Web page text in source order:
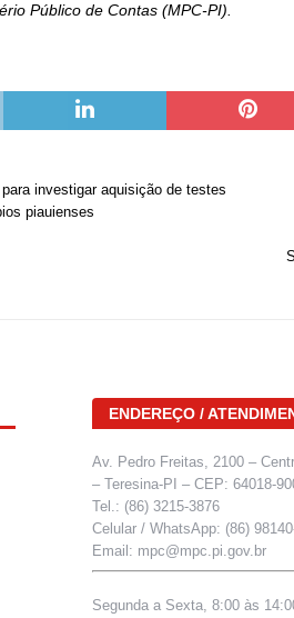
Público de Contas (MPC-PI).
para investigar aquisição de testes
piauienses
ENDEREÇO /
Av. Pedro Freitas, 2100 –
– Teresina-PI – CEP: 64018-
Tel.: (86) 3215-3876
Celular / WhatsApp: (86)
Email: mpc@mpc.pi.gov.br
Segunda a Sexta, 8:00 às